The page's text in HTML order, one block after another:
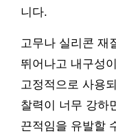
니다.
고무나 실리콘 재
뛰어나고 내구성
고정적으로 사용
찰력이 너무 강하
끈적임을 유발할